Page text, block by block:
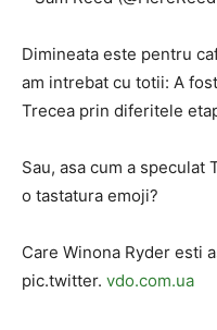
Dimineata este pentru
am intrebat cu totii: A
Trecea prin diferitele
Sau, asa cum a speculat
o tastatura emoji?
Care Winona Ryder esti
pic.twitter. vdo.com.ua